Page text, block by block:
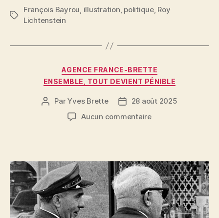
c
e
b
itt
er
ai er
t
rt
g
Étiquettes
François Bayrou, illustration, politique, Roy
Lichtenstein
Catégories
AGENCE FRANCE-BRETTE
ENSEMBLE, TOUT DEVIENT PÉNIBLE
Auteur
l’article
ParYves Brette
Date28 août 2025
Aucun commentairesur